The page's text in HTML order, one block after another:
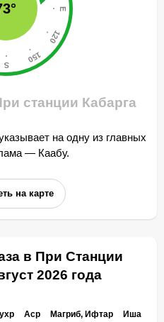
станции Кабарга
на одну из главных
— Каабу.
на карте
в При Станции
2026 года
Аср Магриб, Ифтар Иша